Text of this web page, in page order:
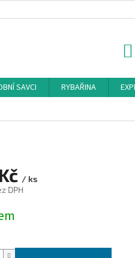
SAVCI RYBAŘINA
/ ks
DPH